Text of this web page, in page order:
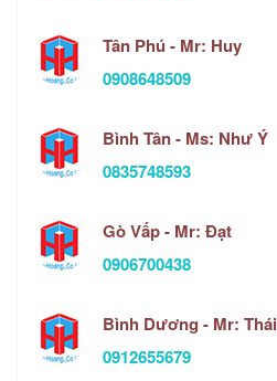
Tân Phú - Mr: Huy
0908648509
Bình Tân - Ms: Như Ý
0835748593
Gò Vấp - Mr: Đạt
0906700438
Bình Dương - Mr: Thái
0912655679